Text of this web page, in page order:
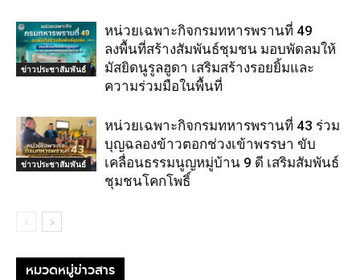
ข่าวประชาสัมพันธ์
หน่วยเฉพาะกิจกรมทหารพรานที่ 49
ลงพื้นที่สร้างสัมพันธ์ชุมชน มอบพัดลมให้
มัสยิดนูรูลฮูดา เสริมสร้างรอยยิ้มและ
ความร่วมมือในพื้นที่
ข่าวประชาสัมพันธ์
หน่วยเฉพาะกิจกรมทหารพรานที่ 43 ร่วม
บุญฉลองข้าวตอกช่วงเข้าพรรษา ขับ
เคลื่อนธรรมนูญหมู่บ้าน 9 ดี เสริมสัมพันธ์
ชุมชนโคกโพธิ์
หมวดหมู่ข่าวสาร